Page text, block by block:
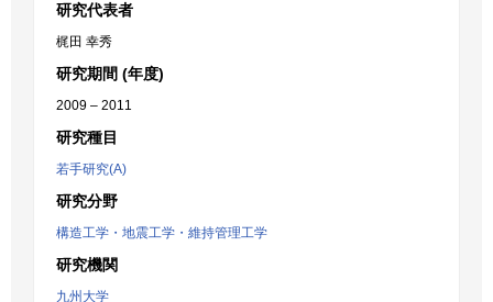
研究代表者
梶田 幸秀
研究期間 (年度)
2009 – 2011
研究種目
若手研究(A)
研究分野
構造工学・地震工学・維持管理工学
研究機関
九州大学